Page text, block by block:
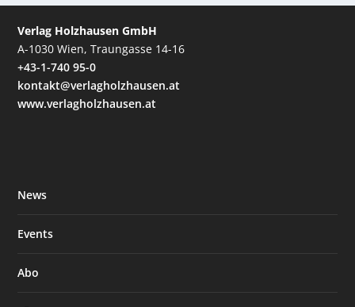
Verlag Holzhausen GmbH
A-1030 Wien, Traungasse 14-16
+43-1-740 95-0
kontakt@verlagholzhausen.at
www.verlagholzhausen.at
News
Events
Abo